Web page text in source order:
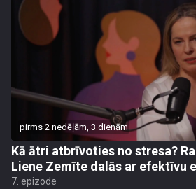
pirms 2 nedēļām, 3 dienām
Kā ātri atbrīvoties no stresa?
Liene Zemīte dalās ar efektīvu
7. epizode